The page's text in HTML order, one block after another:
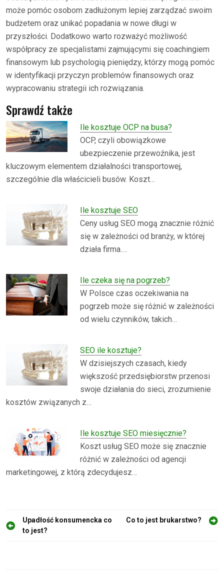
może pomóc osobom zadłużonym lepiej zarządzać swoim
budżetem oraz unikać popadania w nowe długi w
przyszłości. Dodatkowo warto rozważyć możliwość
współpracy ze specjalistami zajmującymi się coachingiem
finansowym lub psychologią pieniędzy, którzy mogą pomóc
w identyfikacji przyczyn problemów finansowych oraz
wypracowaniu strategii ich rozwiązania.
Sprawdź także
Ile kosztuje OCP na busa?
OCP, czyli obowiązkowe
ubezpieczenie przewoźnika, jest
kluczowym elementem działalności transportowej,
szczególnie dla właścicieli busów. Koszt…
Ile kosztuje SEO
Ceny usług SEO mogą znacznie różnić
się w zależności od branży, w której
działa firma.…
Ile czeka się na pogrzeb?
W Polsce czas oczekiwania na
pogrzeb może się różnić w zależności
od wielu czynników, takich…
SEO ile kosztuje?
W dzisiejszych czasach, kiedy
większość przedsiębiorstw przenosi
swoje działania do sieci, zrozumienie
kosztów związanych z…
Ile kosztuje SEO miesięcznie?
Koszt usług SEO może się znacznie
różnić w zależności od agencji
marketingowej, z którą zdecydujesz…
N
Upadłość konsumencka co
to jest?
Co to jest brukarstwo?